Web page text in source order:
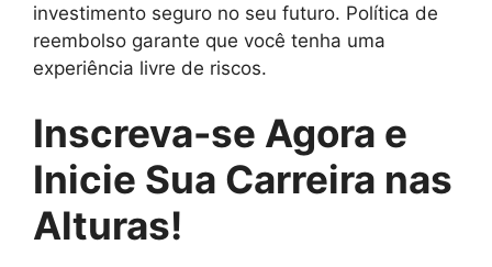
investimento seguro no seu futuro. Política de
reembolso garante que você tenha uma
experiência livre de riscos.
Inscreva-se Agora e
Inicie Sua Carreira nas
Alturas!